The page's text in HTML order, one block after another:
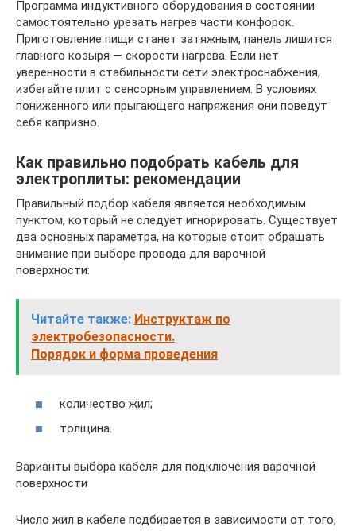
Программа индуктивного оборудования в состоянии
самостоятельно урезать нагрев части конфорок.
Приготовление пищи станет затяжным, панель лишится
главного козыря — скорости нагрева. Если нет
уверенности в стабильности сети электроснабжения,
избегайте плит с сенсорным управлением. В условиях
пониженного или прыгающего напряжения они поведут
себя капризно.
Как правильно подобрать кабель для
электроплиты: рекомендации
Правильный подбор кабеля является необходимым
пунктом, который не следует игнорировать. Существует
два основных параметра, на которые стоит обращать
внимание при выборе провода для варочной
поверхности:
Читайте также: Инструктаж по
электробезопасности.
Порядок и форма проведения
количество жил;
толщина.
Варианты выбора кабеля для подключения варочной
поверхности
Число жил в кабеле подбирается в зависимости от того,